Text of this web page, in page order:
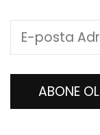
E-
posta
Adresi
ABONE OL